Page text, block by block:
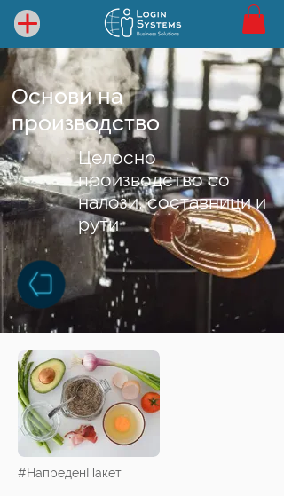
Основи на
производство
Целосно
производство со
налози, составници и
рути
#НапреденПакет